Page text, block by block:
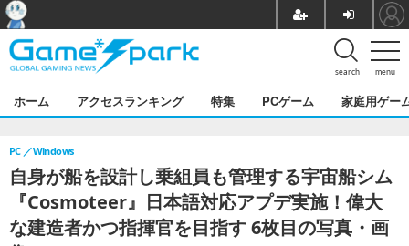
menu
search
ホーム アクセスランキング 特集 PCゲーム 家庭用ゲー
自身が船を設計し乗組員も管理する宇宙船シム
『Cosmoteer』日本語対応アプデ実施！偉大
な建造者かつ指揮官を目指す 6枚目の写真・画
PC Windows